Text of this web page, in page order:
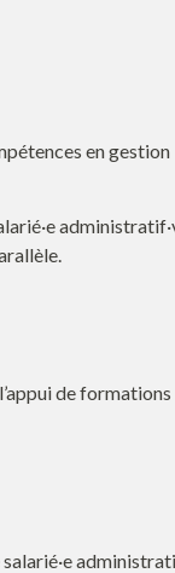
en gestion
de formations
salarié·e